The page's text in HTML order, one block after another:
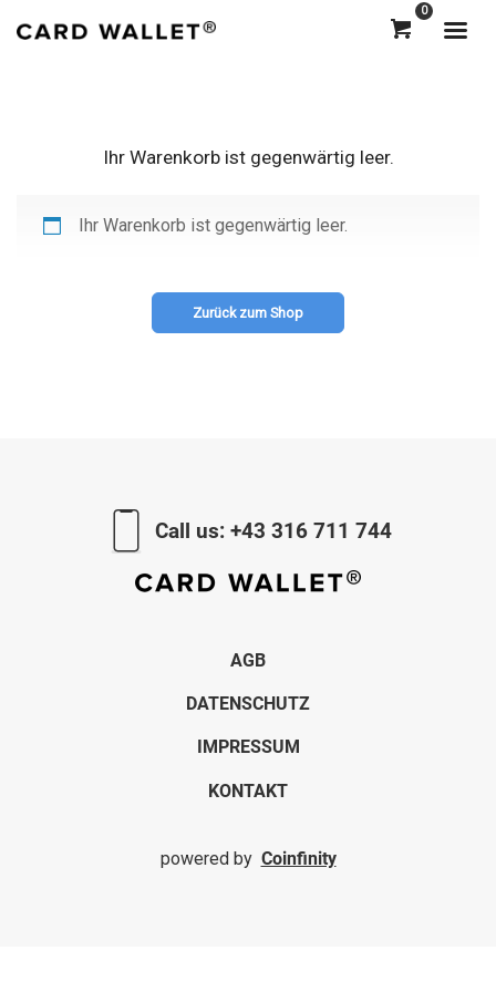
0
Ihr Warenkorb ist gegenwärtig leer.
Ihr Warenkorb ist gegenwärtig leer.
Zurück zum Shop
Call us: +43 316 711 744
AGB
DATENSCHUTZ
IMPRESSUM
KONTAKT
powered by Coinfinity